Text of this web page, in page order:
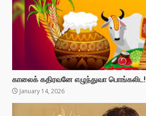
காலைக் கதிரவனே எழுந்துவா பொங்கலிட!
January 14, 2026